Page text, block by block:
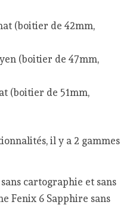
(boitier de 42mm,
(boitier de 47mm,
(boitier de 51mm,
il y a 2 gammes
cartographie et sans
Fenix 6 Sapphire sans